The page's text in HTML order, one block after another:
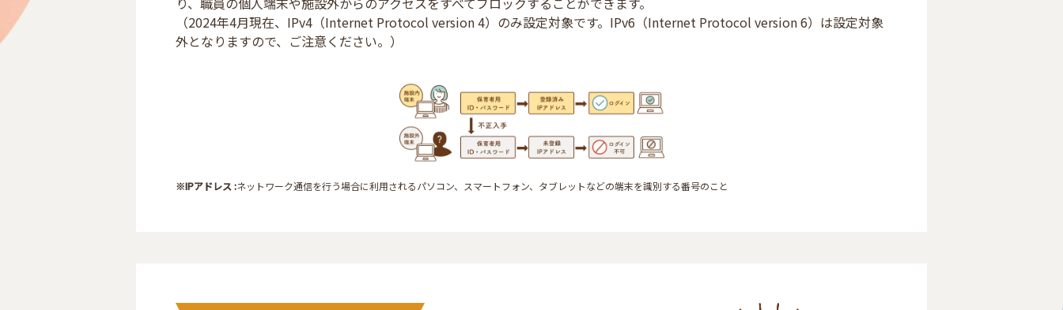
（2024年4月現在、IPv4（Internet Protocol version 4）のみ設定対象です。IPv6（Internet Protocol version 6）は設定対象
外となりますので、ご注意ください。）
※IPアドレス :ネットワーク通信を行う場合に利用されるパソコン、スマートフォン、タブレットなどの端末を識別する番号のこと